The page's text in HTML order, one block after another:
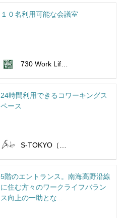
１０名利用可能な会議室
730 Work Life Cafe
24時間利用できるコワーキングス
ペース
5階のエントランス。南海高野沿線
に住む方々のワークライフバラン
ス向上の一助とな...